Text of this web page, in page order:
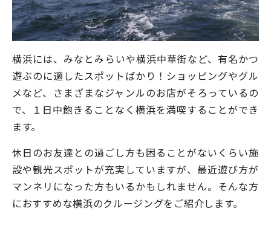
横浜には、みなとみらいや横浜中華街など、有名かつ
遊ぶのに適したスポットばかり！ショッピングやグル
メなど、さまざまなジャンルのお店がそろっているの
で、１日中飽きることなく横浜を満喫することができ
ます。
休日のお友達との過ごし方も困ることがないくらい施
設や観光スポットが充実していますが、最近遊び方が
マンネリになった方もいるかもしれません。そんな方
におすすめな横浜のクルージングをご紹介します。